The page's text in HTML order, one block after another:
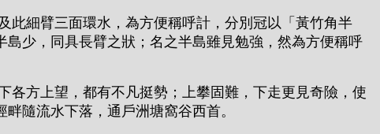
細臂三面環水，為方便稱呼計，分別冠以「黃竹角半
少，同具長臂之狀；名之半島雖見勉強，然為方便稱呼
方上望，都有不凡挺勢；上攀固難，下走更見奇險，使
隨流水下落，通戶洲塘窩谷西首。